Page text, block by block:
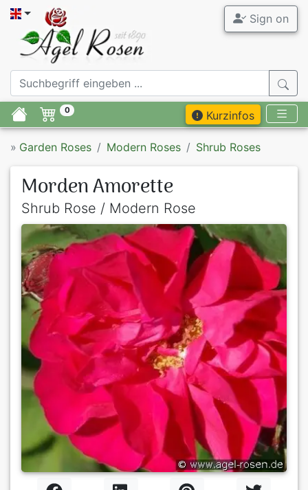
Sign on
0 Kurzinfos
» Garden Roses Modern Roses Shrub Roses
Morden Amorette
Shrub Rose / Modern Rose